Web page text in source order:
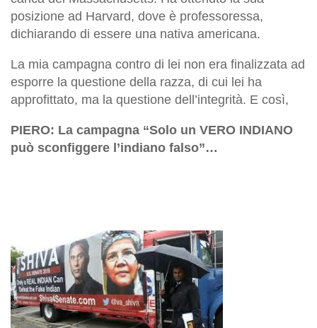
posizione ad Harvard, dove è professoressa,
dichiarando di essere una nativa americana.
La mia campagna contro di lei non era finalizzata ad
esporre la questione della razza, di cui lei ha
approfittato, ma la questione dell’integrità. E così,
PIERO: La campagna “Solo un VERO INDIANO
può sconfiggere l’indiano falso”…